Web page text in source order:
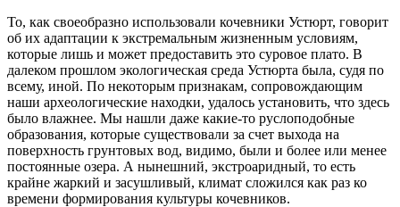
То, как своеобразно использовали кочевники Устюрт, говорит
об их адаптации к экстремальным жизненным условиям,
которые лишь и может предоставить это суровое плато. В
далеком прошлом экологическая среда Устюрта была, судя по
всему, иной. По некоторым признакам, сопровождающим
наши археологические находки, удалось установить, что здесь
было влажнее. Мы нашли даже какие-то руслоподобные
образования, которые существовали за счет выхода на
поверхность грунтовых вод, видимо, были и более или менее
постоянные озера. А нынешний, экстроаридный, то есть
крайне жаркий и засушливый, климат сложился как раз ко
времени формирования культуры кочевников.